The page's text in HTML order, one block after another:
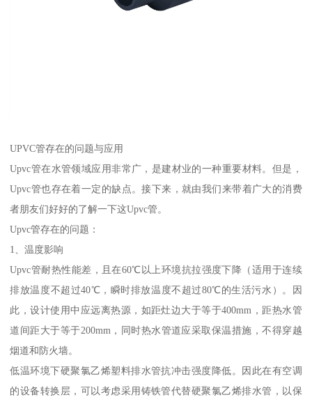
UPVC管存在的问题与应用
Upvc管在水管领域应用非常广，是建材业的一种重要材料。但是，
Upvc管也存在着一定的缺点。接下来，就由我们来带着广大的消费
者朋友们好好的了解一下这Upvc管。
Upvc管存在的问题：
1、温度影响
Upvc管耐热性能差，且在60℃以上环境抗拉强度下降（适用于连续
排放温度不超过40℃，瞬时排放温度不超过80℃的生活污水）。因
此，设计使用中应远离热源，如距灶边大于等于400mm，距热水管
道间距大于等于200mm，同时热水管道应采取保温措施，不得穿越
烟道和防火墙。
低温环境下硬聚氯乙烯塑料排水管抗冲击强度降低。因此在有空调
的设备转换层，可以考虑采用铸铁管代替硬聚氯乙烯排水管，以保